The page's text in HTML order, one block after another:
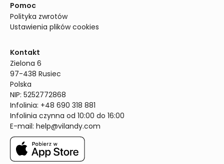
Pomoc
Polityka zwrotów
Ustawienia plików cookies
Kontakt
Zielona 6
97-438 Rusiec
Polska
NIP: 5252772868
Infolinia: +48 690 318 881
Infolinia czynna od 10:00 do 16:00
E-mail: help@vilandy.com